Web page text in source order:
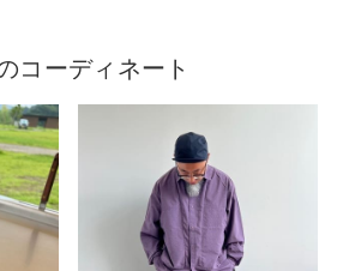
コーディネート